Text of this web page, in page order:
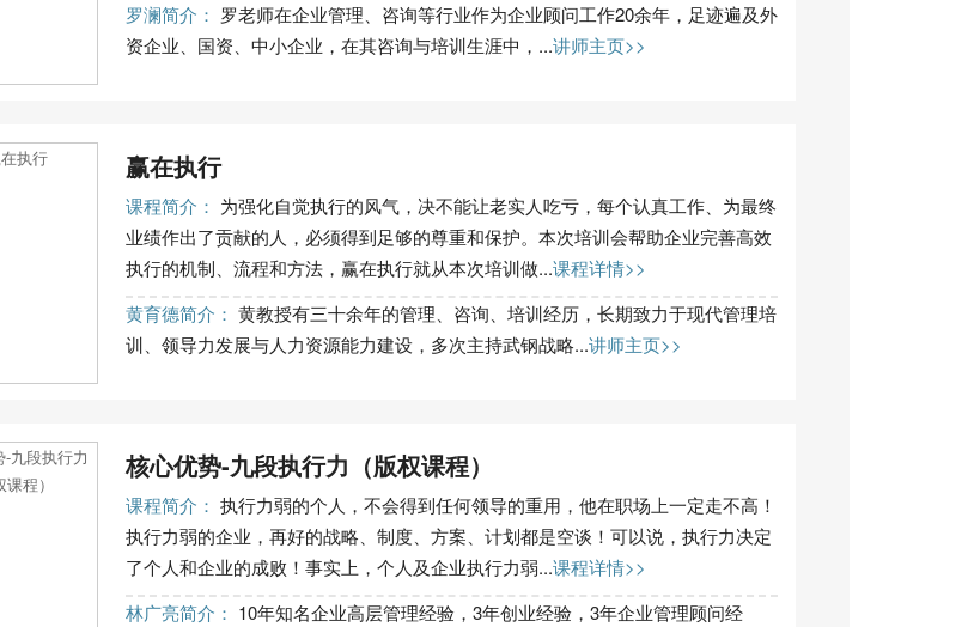
罗澜简介： 罗老师在企业管理、咨询等行业作为企业顾问工作20余年，足迹遍及外
资企业、国资、中小企业，在其咨询与培训生涯中，...讲师主页>>
赢在执行
课程简介： 为强化自觉执行的风气，决不能让老实人吃亏，每个认真工作、为最终
业绩作出了贡献的人，必须得到足够的尊重和保护。本次培训会帮助企业完善高效
执行的机制、流程和方法，赢在执行就从本次培训做...课程详情>>
黄育德简介： 黄教授有三十余年的管理、咨询、培训经历，长期致力于现代管理培
训、领导力发展与人力资源能力建设，多次主持武钢战略...讲师主页>>
核心优势-九段执行力（版权课程）
课程简介： 执行力弱的个人，不会得到任何领导的重用，他在职场上一定走不高！
执行力弱的企业，再好的战略、制度、方案、计划都是空谈！可以说，执行力决定
了个人和企业的成败！事实上，个人及企业执行力弱...课程详情>>
林广亮简介： 10年知名企业高层管理经验，3年创业经验，3年企业管理顾问经